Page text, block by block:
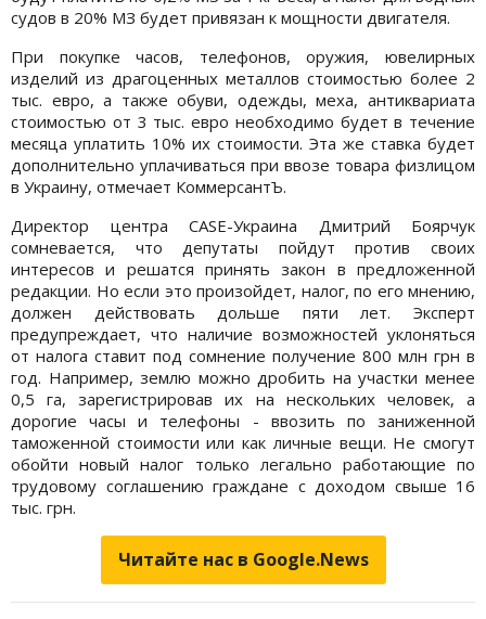
судов в 20% МЗ будет привязан к мощности двигателя.
При покупке часов, телефонов, оружия, ювелирных
изделий из драгоценных металлов стоимостью более 2
тыс. евро, а также обуви, одежды, меха, антиквариата
стоимостью от 3 тыс. евро необходимо будет в течение
месяца уплатить 10% их стоимости. Эта же ставка будет
дополнительно уплачиваться при ввозе товара физлицом
в Украину, отмечает КоммерсантЪ.
Директор центра CASE-Украина Дмитрий Боярчук
сомневается, что депутаты пойдут против своих
интересов и решатся принять закон в предложенной
редакции. Но если это произойдет, налог, по его мнению,
должен действовать дольше пяти лет. Эксперт
предупреждает, что наличие возможностей уклоняться
от налога ставит под сомнение получение 800 млн грн в
год. Например, землю можно дробить на участки менее
0,5 га, зарегистрировав их на нескольких человек, а
дорогие часы и телефоны - ввозить по заниженной
таможенной стоимости или как личные вещи. Не смогут
обойти новый налог только легально работающие по
трудовому соглашению граждане с доходом свыше 16
тыс. грн.
Читайте нас в Google.News